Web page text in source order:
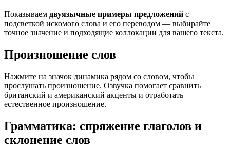
Показываем двуязычные примеры предложений с
подсветкой искомого слова и его переводом — выбирайте
точное значение и подходящие коллокации для вашего текста.
Произношение слов
Нажмите на значок динамика рядом со словом, чтобы
прослушать произношение. Озвучка помогает сравнить
британский и американский акценты и отработать
естественное произношение.
Грамматика: спряжение глаголов и
склонение слов